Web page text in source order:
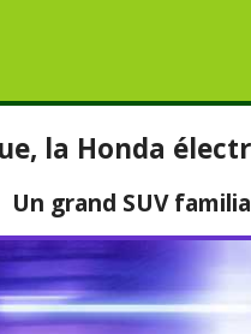
la Honda
Un grand SUV